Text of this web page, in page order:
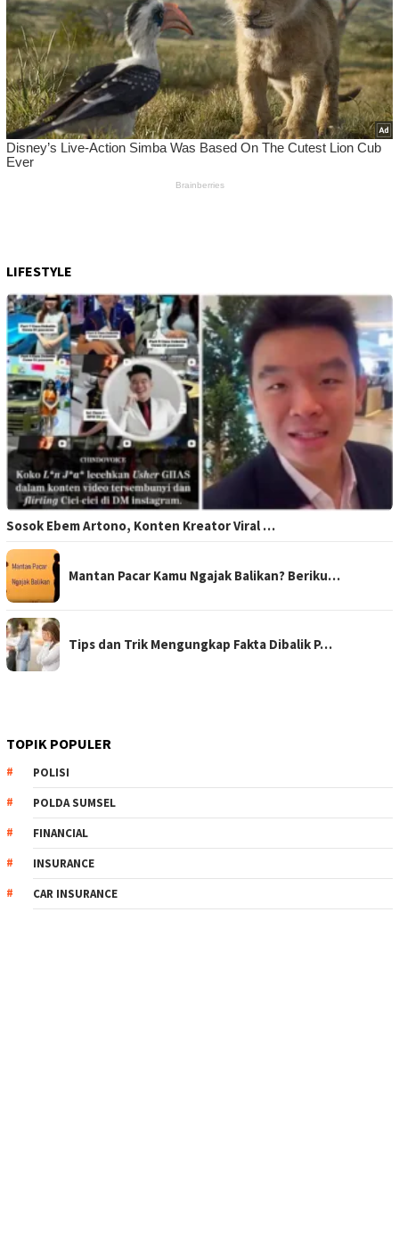
LIFESTYLE
Sosok Ebem Artono, Konten Kreator Viral …
Mantan Pacar Kamu Ngajak Balikan? Beriku…
Tips dan Trik Mengungkap Fakta Dibalik P…
TOPIK POPULER
POLISI
POLDA SUMSEL
FINANCIAL
INSURANCE
CAR INSURANCE